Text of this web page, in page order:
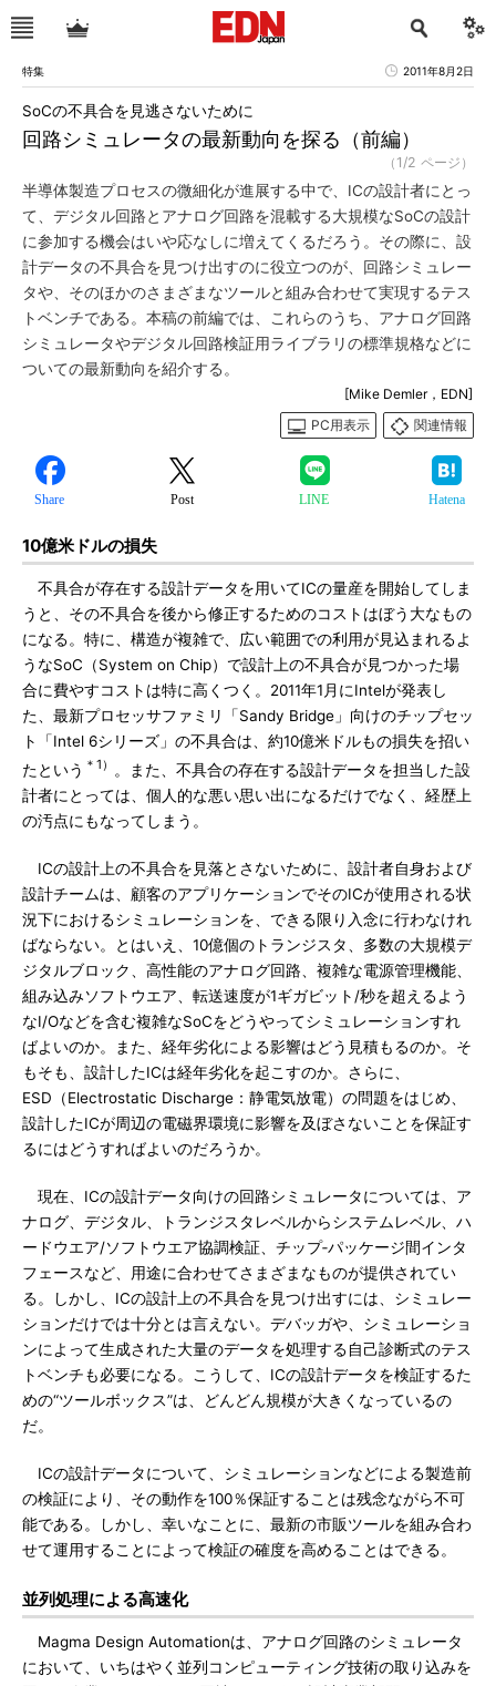
特集 2011年8月2日
回路シミュレータの最新動向を探る（前編）
SoCの不具合を見逃さないために
（1/2 ページ）
半導体製造プロセスの微細化が進展する中で、ICの設計者にとっ
て、デジタル回路とアナログ回路を混載する大規模なSoCの設計
に参加する機会はいや応なしに増えてくるだろう。その際に、設
計データの不具合を見つけ出すのに役立つのが、回路シミュレー
タや、そのほかのさまざまなツールと組み合わせて実現するテス
トベンチである。本稿の前編では、これらのうち、アナログ回路
シミュレータやデジタル回路検証用ライブラリの標準規格などに
ついての最新動向を紹介する。
[Mike Demler，EDN]
PC用表示
関連情報
Share Post LINE Hatena
10億米ドルの損失
不具合が存在する設計データを用いてICの量産を開始してしま
うと、その不具合を後から修正するためのコストはぼう大なもの
になる。特に、構造が複雑で、広い範囲での利用が見込まれるよ
うなSoC（System on Chip）で設計上の不具合が見つかった場
合に費やすコストは特に高くつく。2011年1月にIntelが発表し
た、最新プロセッサファミリ「Sandy Bridge」向けのチップセッ
ト「Intel 6シリーズ」の不具合は、約10億米ドルもの損失を招い
たという ＊1）
。また、不具合の存在する設計データを担当した設
計者にとっては、個人的な悪い思い出になるだけでなく、経歴上
の汚点にもなってしまう。
ICの設計上の不具合を見落とさないために、設計者自身および
設計チームは、顧客のアプリケーションでそのICが使用される状
況下におけるシミュレーションを、できる限り入念に行わなけれ
ばならない。とはいえ、10億個のトランジスタ、多数の大規模デ
ジタルブロック、高性能のアナログ回路、複雑な電源管理機能、
組み込みソフトウエア、転送速度が1ギガビット/秒を超えるよう
なI/Oなどを含む複雑なSoCをどうやってシミュレーションすれ
ばよいのか。また、経年劣化による影響はどう見積もるのか。そ
もそも、設計したICは経年劣化を起こすのか。さらに、
ESD（Electrostatic Discharge：静電気放電）の問題をはじめ、
設計したICが周辺の電磁界環境に影響を及ぼさないことを保証す
るにはどうすればよいのだろうか。
現在、ICの設計データ向けの回路シミュレータについては、ア
ナログ、デジタル、トランジスタレベルからシステムレベル、ハ
ードウエア/ソフトウエア協調検証、チップ‐パッケージ間インタ
フェースなど、用途に合わせてさまざまなものが提供されてい
る。しかし、ICの設計上の不具合を見つけ出すには、シミュレー
ションだけでは十分とは言えない。デバッガや、シミュレーショ
ンによって生成された大量のデータを処理する自己診断式のテス
トベンチも必要になる。こうして、ICの設計データを検証するた
めの“ツールボックス”は、どんどん規模が大きくなっているの
だ。
ICの設計データについて、シミュレーションなどによる製造前
の検証により、その動作を100％保証することは残念ながら不可
能である。しかし、幸いなことに、最新の市販ツールを組み合わ
せて運用することによって検証の確度を高めることはできる。
並列処理による高速化
Magma Design Automationは、アナログ回路のシミュレータ
において、いちはやく並列コンピューティング技術の取り込みを